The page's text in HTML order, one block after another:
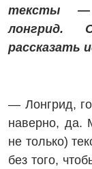
тексты —
лонгрид.
рассказать
— Лонгрид,
наверно, да.
не только)
без того,